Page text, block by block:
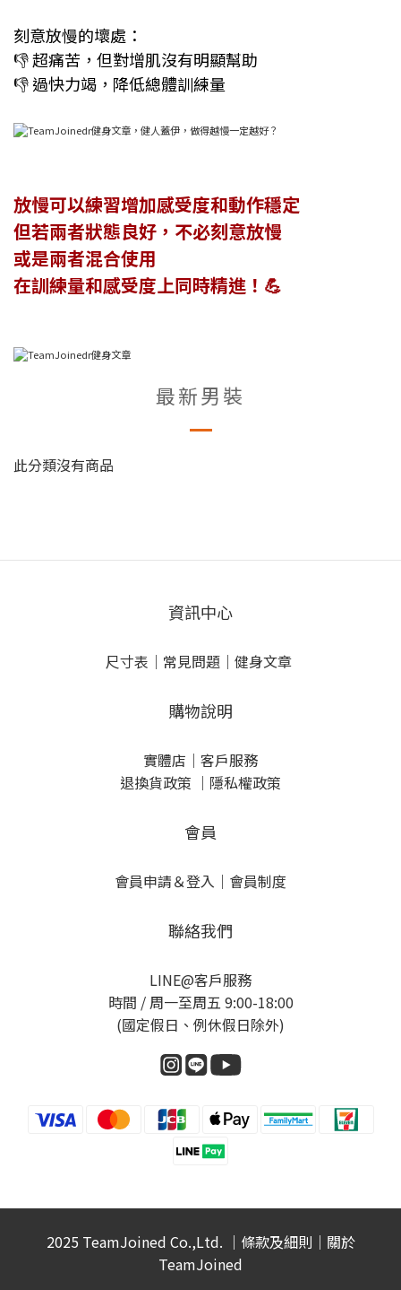
刻意放慢的壞處：
👎 超痛苦，但對增肌沒有明顯幫助
👎 過快力竭，降低總體訓練量
放慢可以練習增加感受度和動作穩定
但若兩者狀態良好，不必刻意放慢
或是兩者混合使用
在訓練量和感受度上同時精進！💪
最新男裝
此分類沒有商品
資訊中心
尺寸表 ｜ 常見問題 ｜ 健身文章
購物說明
實體店 ｜ 客戶服務
退換貨政策 ｜ 隱私權政策
會員
會員申請＆登入 ｜ 會員制度
聯絡我們
LINE@客戶服務
時間 / 周一至周五 9:00-18:00
(國定假日、例休假日除外)
2025 TeamJoined Co.,Ltd. ｜ 條款及細則 ｜ 關於
TeamJoined